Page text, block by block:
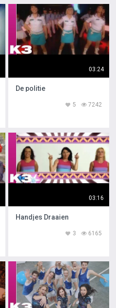
03:24
De politie
7242
5
03:16
Handjes Draaien
6165
3